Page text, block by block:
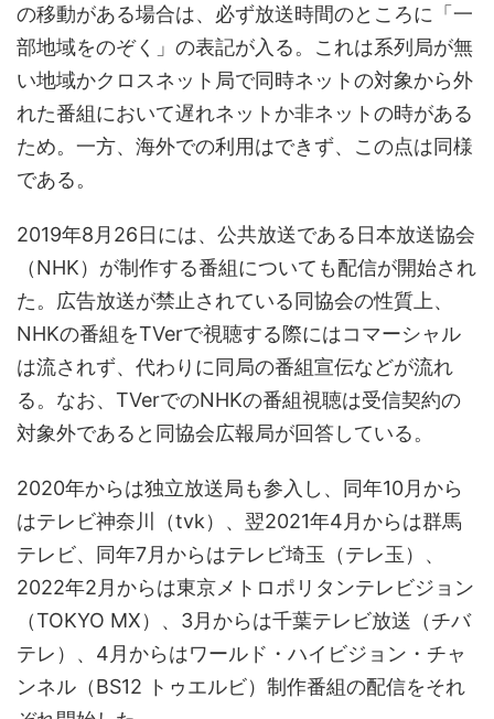
の移動がある場合は、必ず放送時間のところに「一
部地域をのぞく」の表記が入る。これは系列局が無
い地域かクロスネット局で同時ネットの対象から外
れた番組において遅れネットか非ネットの時がある
ため。一方、海外での利用はできず、この点は同様
である。
2019年8月26日には、公共放送である日本放送協会
（NHK）が制作する番組についても配信が開始され
た。広告放送が禁止されている同協会の性質上、
NHKの番組をTVerで視聴する際にはコマーシャル
は流されず、代わりに同局の番組宣伝などが流れ
る。なお、TVerでのNHKの番組視聴は受信契約の
対象外であると同協会広報局が回答している。
2020年からは独立放送局も参入し、同年10月から
はテレビ神奈川（tvk）、翌2021年4月からは群馬
テレビ、同年7月からはテレビ埼玉（テレ玉）、
2022年2月からは東京メトロポリタンテレビジョン
（TOKYO MX）、3月からは千葉テレビ放送（チバ
テレ）、4月からはワールド・ハイビジョン・チャ
ンネル（BS12 トゥエルビ）制作番組の配信をそれ